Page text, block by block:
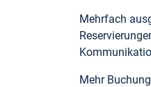
Mehrfach
Mehr